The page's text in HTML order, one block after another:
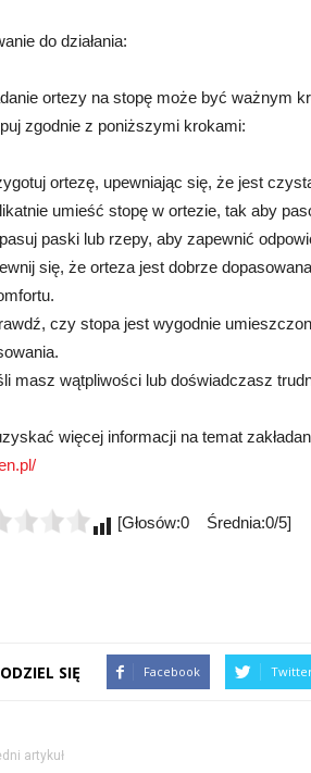
do działania:
ortezy na stopę może być ważnym
zgodnie z poniższymi krokami:
ortezę, upewniając się, że jest
umieść stopę w ortezie, tak aby
paski lub rzepy, aby zapewnić
się, że orteza jest dobrze
czy stopa jest wygodnie
masz wątpliwości lub doświadczasz
więcej informacji na temat
[Głosów:0 Średnia:0/5]
SIĘ Facebook
artykuł